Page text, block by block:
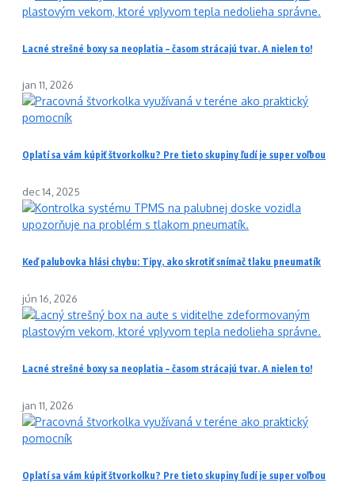
Lacné strešné boxy sa neoplatia – časom strácajú tvar. A nielen to!
jan 11, 2026
Oplatí sa vám kúpiť štvorkolku? Pre tieto skupiny ľudí je super voľbou
dec 14, 2025
Keď palubovka hlási chybu: Tipy, ako skrotiť snímač tlaku pneumatík
jún 16, 2026
Lacné strešné boxy sa neoplatia – časom strácajú tvar. A nielen to!
jan 11, 2026
Oplatí sa vám kúpiť štvorkolku? Pre tieto skupiny ľudí je super voľbou